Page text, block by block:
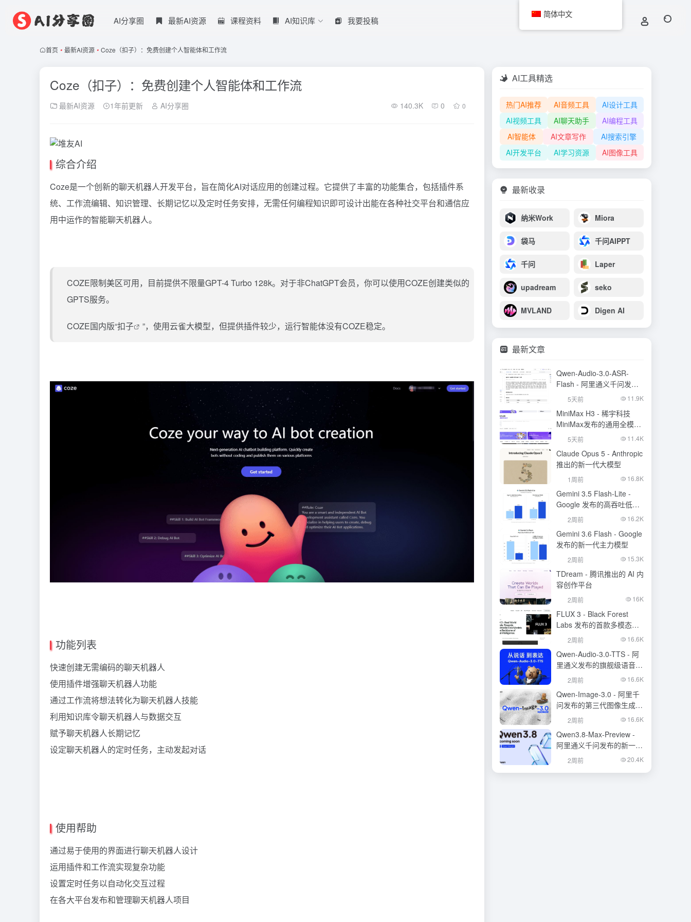
AI分享圈 最新AI资源 课程资料 AI知识库 我要投稿
首页 • 最新AI资源 • Coze（扣子）：免费创建个人智能体和工作流
Coze（扣子）：免费创建个人智能体和工作流
最新AI资源 1年前更新 AI分享圈 140.3K 0 0
综合介绍
Coze是一个创新的聊天机器人开发平台，旨在简化AI对话应用的创建过程。它提供了丰富的功能集合，包括插件系
统、工作流编辑、知识管理、长期记忆以及定时任务安排，无需任何编程知识即可设计出能在各种社交平台和通信应
用中运作的智能聊天机器人。
COZE限制美区可用，目前提供不限量GPT-4 Turbo 128k。对于非ChatGPT会员，你可以使用COZE创建类似的
GPTS服务。
COZE国内版“扣子 ”，使用云雀大模型，但提供插件较少，运行智能体没有COZE稳定。
功能列表
快速创建无需编码的聊天机器人
使用插件增强聊天机器人功能
通过工作流将想法转化为聊天机器人技能
利用知识库令聊天机器人与数据交互
赋予聊天机器人长期记忆
设定聊天机器人的定时任务，主动发起对话
使用帮助
通过易于使用的界面进行聊天机器人设计
运用插件和工作流实现复杂功能
设置定时任务以自动化交互过程
在各大平台发布和管理聊天机器人项目
AI工具精选
热门AI推荐 AI音频工具
AI设计工具
AI视频工具
AI聊天助手
AI编程工具
AI智能体
AI文章写作
AI搜索引擎
AI开发平台
AI学习资源 AI图像工具
最新收录
纳米Work Miora
袋马 千问AIPPT
千问 Laper
upadream seko
MVLAND Digen AI
最新文章
Qwen-Audio-3.0-ASR-
Flash - 阿里通义千问发布
的语音识别大模型
5天前 11.9K
MiniMax H3 - 稀宇科技
MiniMax发布的通用全模态
生成模型
5天前 11.4K
Claude Opus 5 - Anthropic
推出的新一代大模型
1周前 16.8K
Gemini 3.5 Flash-Lite -
Google 发布的高吞吐低成
本模型
2周前 16.2K
Gemini 3.6 Flash - Google
发布的新一代主力模型
2周前 15.3K
TDream - 腾讯推出的 AI 内
容创作平台
2周前 16K
FLUX 3 - Black Forest
Labs 发布的首款多模态基
础模型
2周前 16.6K
Qwen-Audio-3.0-TTS - 阿
里通义发布的旗舰级语音合
成大模型
2周前 16.6K
Qwen-Image-3.0 - 阿里千
问发布的第三代图像生成基
础模型
2周前 16.6K
Qwen3.8-Max-Preview -
阿里通义千问发布的新一代
旗舰大模型
2周前 20.4K
简体中文